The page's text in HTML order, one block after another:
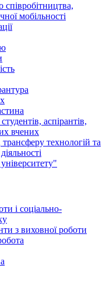
співробітництва,
мобільності
аспірантів,
вчених
технологій та
і соціально-
з виховної роботи